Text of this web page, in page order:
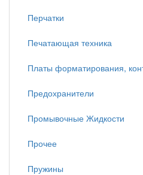
Перчатки
Печатающая техника
Платы форматирования,
Предохранители
Промывочные Жидкости
Прочее
Пружины